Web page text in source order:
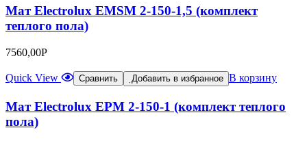
Мат Electrolux EMSM 2-150-1,5 (комплект
теплого пола)
7560,00Р
Quick View Сравнить Добавить в избранное В корзину
Мат Electrolux EPM 2-150-1 (комплект теплого
пола)